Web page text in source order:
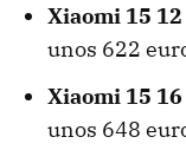
Xiaomi 15
unos 622
Xiaomi 15
unos 648